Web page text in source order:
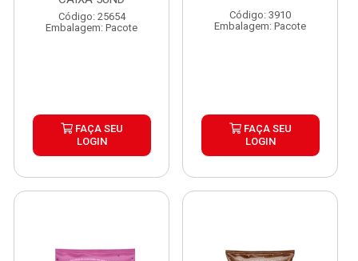
Código: 25654
Embalagem: Pacote
FAÇA SEU
LOGIN
Código: 3910
Embalagem: Pacote
FAÇA SEU
LOGIN